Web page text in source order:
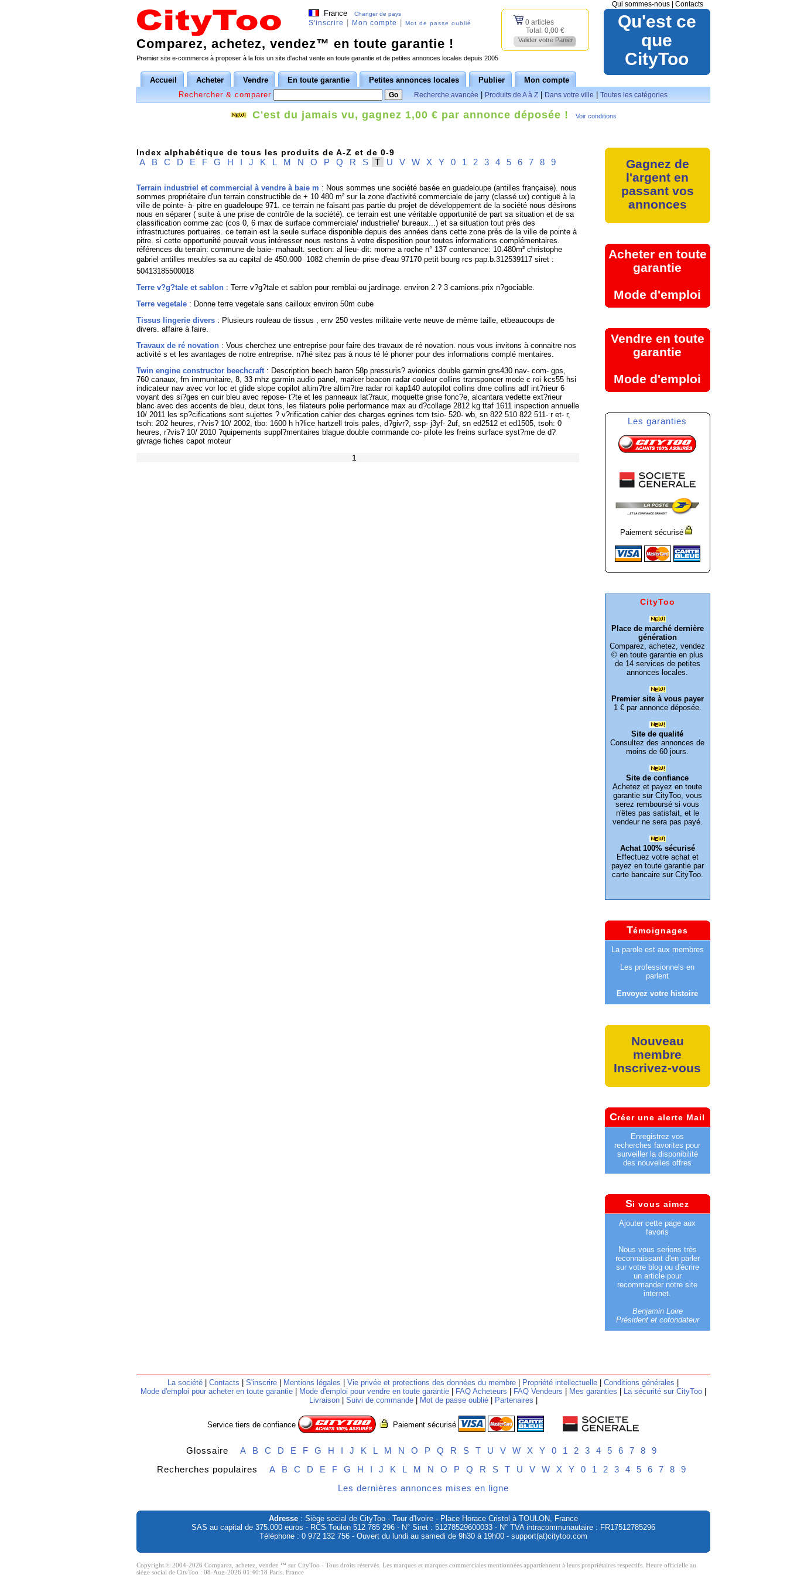
Qui sommes-nous| Contacts
France Changer de pays
S'inscrire Mon compte Mot de passe oublié
0 articles
Total: 0,00 €
Valider votre Panier
Qu'est ce
que
CityToo
Comparez, achetez, vendez™ en toute garantie !
Premier site e-commerce à proposer à la fois un site d'achat vente en toute garantie et de petites annonces locales depuis 2005
Accueil Acheter Vendre En toute garantie Petites annonces locales Publier
Mon compte
Rechercher & comparer
Recherche avancée Produits de A à Z Dans votre ville Toutes les catégories
C'est du jamais vu, gagnez 1,00 € par annonce déposée ! Voir conditions
Index alphabétique de tous les produits de A-Z et de 0-9
A B C D E F G H I J K L M N O P Q R S T U V W X Y 0 1 2 3 4 5 6 7 8 9
Terrain industriel et commercial à vendre à baie m : Nous sommes une société basée en guadeloupe (antilles française). nous
sommes propriétaire d'un terrain constructible de + 10 480 m² sur la zone d'activité commerciale de jarry (classé ux) contiguë à la
ville de pointe- à- pitre en guadeloupe 971. ce terrain ne faisant pas partie du projet de développement de la société nous désirons
nous en séparer ( suite à une prise de contrôle de la société). ce terrain est une véritable opportunité de part sa situation et de sa
classification comme zac (cos 0, 6 max de surface commerciale/ industrielle/ bureaux...) et sa situation tout près des
infrastructures portuaires. ce terrain est la seule surface disponible depuis des années dans cette zone près de la ville de pointe à
pitre. si cette opportunité pouvait vous intéresser nous restons à votre disposition pour toutes informations complémentaires.
références du terrain: commune de baie- mahault. section: al lieu- dit: morne a roche n° 137 contenance: 10.480m² christophe
gabriel antilles meubles sa au capital de 450.000  1082 chemin de prise d'eau 97170 petit bourg rcs pap.b.312539117 siret :
50413185500018
Terre v?g?tale et sablon: Terre v?g?tale et sablon pour remblai ou jardinage. environ 2 ? 3 camions.prix n?gociable.
Terre vegetale: Donne terre vegetale sans cailloux environ 50m cube
Tissus lingerie divers: Plusieurs rouleau de tissus , env 250 vestes militaire verte neuve de mème taille, etbeaucoups de
divers. affaire à faire.
Travaux de ré novation: Vous cherchez une entreprise pour faire des travaux de ré novation. nous vous invitons à connaitre nos
activité s et les avantages de notre entreprise. n?hé sitez pas à nous té lé phoner pour des informations complé mentaires.
Twin engine constructor beechcraft: Description beech baron 58p pressuris? avionics double garmin gns430 nav- com- gps,
760 canaux, fm immunitaire, 8, 33 mhz garmin audio panel, marker beacon radar couleur collins transponcer mode c roi kcs55 hsi
indicateur nav avec vor loc et glide slope copilot altim?tre altim?tre radar roi kap140 autopilot collins dme collins adf int?rieur 6
voyant des si?ges en cuir bleu avec repose- t?te et les panneaux lat?raux, moquette grise fonc?e, alcantara vedette ext?rieur
blanc avec des accents de bleu, deux tons, les filateurs polie performance max au d?collage 2812 kg ttaf 1611 inspection annuelle
10/ 2011 les sp?cifications sont sujettes ? v?rification cahier des charges egnines tcm tsio- 520- wb, sn 822 510 822 511- r et- r,
tsoh: 202 heures, r?vis? 10/ 2002, tbo: 1600 h h?lice hartzell trois pales, d?givr?, ssp- j3yf- 2uf, sn ed2512 et ed1505, tsoh: 0
heures, r?vis? 10/ 2010 ?quipements suppl?mentaires blague double commande co- pilote les freins surface syst?me de d?
givrage fiches capot moteur
1
Gagnez de
l'argent en
passant vos
annonces
Acheter en toute
garantie
Mode d'emploi
Vendre en toute
garantie
Mode d'emploi
Les garanties
Paiement sécurisé
CityToo
Place de marché dernière
génération
Comparez, achetez, vendez
© en toute garantie en plus
de 14 services de petites
annonces locales.
Premier site à vous payer
1 € par annonce déposée.
Site de qualité
Consultez des annonces de
moins de 60 jours.
Site de confiance
Achetez et payez en toute
garantie sur CityToo, vous
serez remboursé si vous
n'êtes pas satisfait, et le
vendeur ne sera pas payé.
Achat 100% sécurisé
Effectuez votre achat et
payez en toute garantie par
carte bancaire sur CityToo.
Témoignages
La parole est aux membres
Les professionnels en
parlent
Envoyez votre histoire
Nouveau
membre
Inscrivez-vous
Créer une alerte Mail
Enregistrez vos
recherches favorites pour
surveiller la disponibilité
des nouvelles offres
Si vous aimez
Ajouter cette page aux
favoris
Nous vous serions très
reconnaissant d'en parler
sur votre blog ou d'écrire
un article pour
recommander notre site
internet.
Benjamin Loire
Président et cofondateur
La société Contacts S'inscrire Mentions légales Vie privée et protections des données du membre Propriété intellectuelle Conditions générales
Mode d'emploi pour acheter en toute garantie| Mode d'emploi pour vendre en toute garantie| FAQ Acheteurs FAQ Vendeurs Mes garanties La sécurité sur CityToo|
Livraison| Suivi de commande| Mot de passe oublié| Partenaires
Service tiers de confiance Paiement sécurisé
Glossaire A B C D E F G H I J K L M N O P Q R S T U V W X Y 0 1 2 3 4 5 6 7 8
9
Recherches populaires A B C D E F G H I J K L M N O P Q R S T U V W X Y 0 1 2 3 4 5 6 7 8
9
Les dernières annonces mises en ligne
Adresse: Siège social de CityToo - Tour d'Ivoire - Place Horace Cristol à TOULON, France
SAS au capital de 375.000 euros - RCS Toulon 512 785 296 - N° Siret : 51278529600033 - N° TVA intracommunautaire : FR17512785296
Téléphone : 0 972 132 756 - Ouvert du lundi au samedi de 9h30 à 19h00 - support(at)citytoo.com
Copyright © 2004-2026 Comparez, achetez, vendez ™ sur CityToo - Tous droits réservés. Les marques et marques commerciales mentionnées appartiennent à leurs propriétaires respectifs. Heure officielle au
siège social de CityToo : 08-Aug-2026 01:40:18 Paris, France